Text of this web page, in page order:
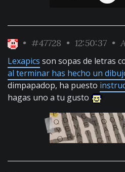
• #47728 • 12:50:37 •
Lexapics son sopas de letras
al terminar has hecho un
dimpapadop, ha puesto
hagas uno a tu gusto